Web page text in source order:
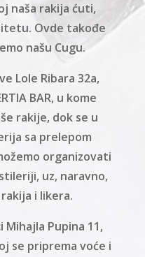
naša rakija ćuti,
Ovde takođe
našu Cugu.
Lole Ribara 32a,
BAR, u kome
rakije, dok se u
sa prelepom
organizovati
uz, naravno,
i likera.
Mihajla Pupina 11,
se priprema voće i